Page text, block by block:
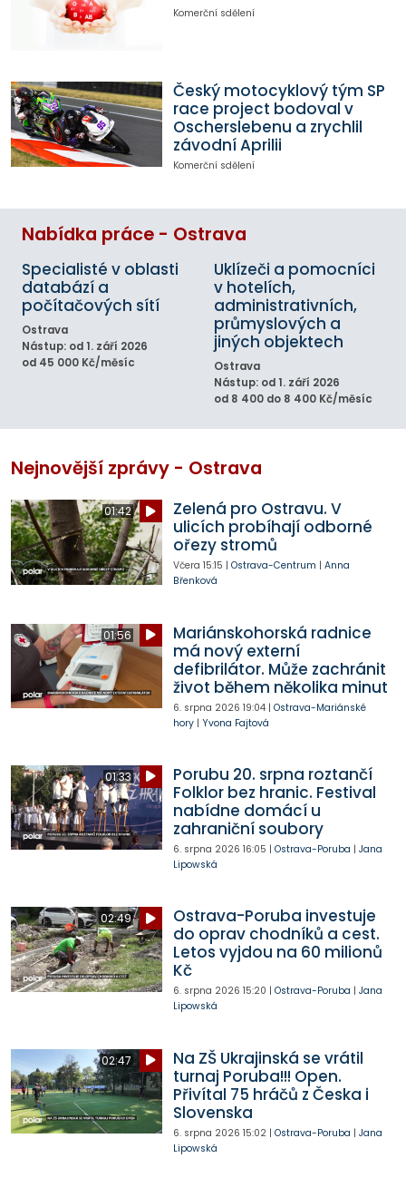
Komerční sdělení
Český motocyklový tým SP
race project bodoval v
Oscherslebenu a zrychlil
závodní Aprilii
Komerční sdělení
Nabídka práce - Ostrava
Specialisté v oblasti
databází a
počítačových sítí
Ostrava
Nástup: od 1. září 2026
od 45 000 Kč/měsíc
Uklízeči a pomocníci
v hotelích,
administrativních,
průmyslových a
jiných objektech
Ostrava
Nástup: od 1. září 2026
od 8 400 do 8 400 Kč/měsíc
Nejnovější zprávy - Ostrava
01:42
Zelená pro Ostravu. V
ulicích probíhají odborné
ořezy stromů
Včera 15:15 | Ostrava-Centrum | Anna
Břenková
01:56
Mariánskohorská radnice
má nový externí
defibrilátor. Může zachránit
život během několika minut
6. srpna 2026 19:04| Ostrava-Mariánské
hory| Yvona Fajtová
01:33
Porubu 20. srpna roztančí
Folklor bez hranic. Festival
nabídne domácí u
zahraniční soubory
6. srpna 2026 16:05 | Ostrava-Poruba | Jana
Lipowská
02:49
Ostrava-Poruba investuje
do oprav chodníků a cest.
Letos vyjdou na 60 milionů
Kč
6. srpna 2026 15:20 | Ostrava-Poruba | Jana
Lipowská
02:47
Na ZŠ Ukrajinská se vrátil
turnaj Poruba!!! Open.
Přivítal 75 hráčů z Česka i
Slovenska
6. srpna 2026 15:02| Ostrava-Poruba | Jana
Lipowská